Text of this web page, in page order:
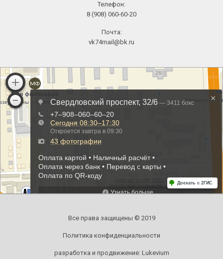
Телефон:
8 (908) 060-60-20
Почта:
vk74mail@bk.ru
Все права защищены © 2019
Политика конфиденциальности
разработка и продвижение: Lukevium